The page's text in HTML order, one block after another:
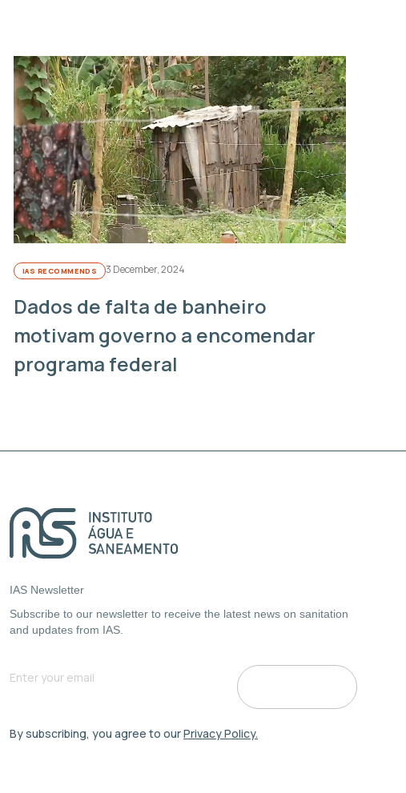
IAS RECOMMENDS 3 December, 2024
Dados de falta de banheiro
motivam governo a encomendar
programa federal
IAS Newsletter
Subscribe to our newsletter to receive the latest news on sanitation
and updates from IAS.
By subscribing, you agree to ourPrivacy Policy.